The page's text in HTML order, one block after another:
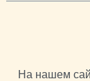
На нашем